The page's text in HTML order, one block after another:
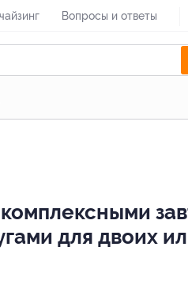
Вопросы и ответы
для двоих